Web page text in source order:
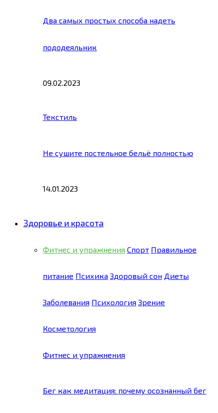
Два самых простых способа надеть
пододеяльник
09.02.2023
Текстиль
Не сушите постельное бельё полностью
14.01.2023
Здоровье и красота
Фитнес и упражнения Спорт Правильное
питание Психика Здоровый сон Диеты
Заболевания Психология Зрение
Косметология
Фитнес и упражнения
Бег как медитация: почему осознанный бег